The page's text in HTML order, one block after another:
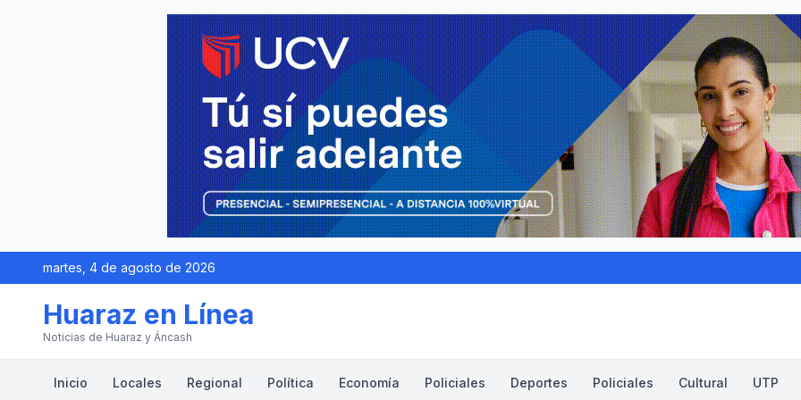
martes, 4 de agosto de 2026
Huaraz en Línea
Noticias de Huaraz y Áncash
Inicio Locales Regional Política Economía Policiales Deportes Policiales Cultural UTP